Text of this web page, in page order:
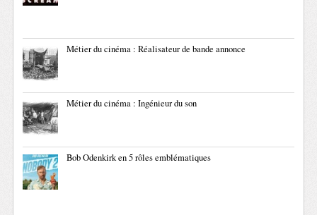
Métier du cinéma : Réalisateur de bande annonce
Métier du cinéma : Ingénieur du son
Bob Odenkirk en 5 rôles emblématiques